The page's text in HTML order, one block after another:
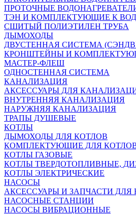
ПРОТОЧНЫЕ
ТЭН И КОМПЛЕКТУЮЩИЕ К
СШИТЫЙ ПОЛИЭТИЛЕН ТРУБА
ДЫМОХОДЫ
ДВУСТЕННАЯ СИСТЕМА
КРОНШТЕЙНЫ И
МАСТЕР-ФЛЕШ
ОДНОСТЕННАЯ СИСТЕМА
КАНАЛИЗАЦИЯ
АКСЕССУАРЫ ДЛЯ
ВНУТРЕННЯЯ КАНАЛИЗАЦИЯ
НАРУЖНЯЯ КАНАЛИЗАЦИЯ
ТРАПЫ ДУШЕВЫЕ
КОТЛЫ
ДЫМОХОДЫ ДЛЯ КОТЛОВ
КОМПЛЕКТУЮЩИЕ ДЛЯ
КОТЛЫ ГАЗОВЫЕ
КОТЛЫ ТВЕРДОТОПЛИВНЫЕ,
КОТЛЫ ЭЛЕКТРИЧЕСКИЕ
НАСОСЫ
АКСЕССУАРЫ И ЗАПЧАСТИ ДЛЯ
НАСОСНЫЕ СТАНЦИИ
НАСОСЫ ВИБРАЦИОННЫЕ